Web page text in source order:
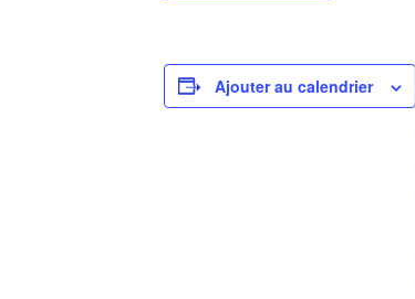
Ajouter au calendrier